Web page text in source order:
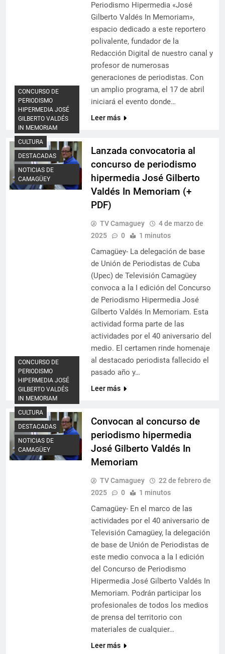
Periodismo Hipermedia «José
Gilberto Valdés In Memoriam»,
espacio dedicado a este reportero
polivalente, fundador de la
Redacción Digital de nuestro canal y
profesor de numerosas
generaciones de periodistas. Con
un amplio programa, el 17 de abril
iniciará el evento donde…
Leer más
CONCURSO DE
PERIODISMO
HIPERMEDIA JOSÉ
GILBERTO VALDÉS
IN MEMORIAM
CULTURA
DESTACADAS
NOTICIAS DE
CAMAGÜEY
Lanzada convocatoria al
concurso de periodismo
hipermedia José Gilberto
Valdés In Memoriam (+
PDF)
TV Camaguey
4 de marzo de
2025
0 1 minutos
Camagüey- La delegación de base
de Unión de Periodistas de Cuba
(Upec) de Televisión Camagüey
convoca a la I edición del Concurso
de Periodismo Hipermedia José
Gilberto Valdés In Memoriam. Esta
actividad forma parte de las
actividades por el 40 aniversario del
medio. El certamen rinde homenaje
al destacado periodista fallecido el
pasado año y…
Leer más
CONCURSO DE
PERIODISMO
HIPERMEDIA JOSÉ
GILBERTO VALDÉS
IN MEMORIAM
CULTURA
DESTACADAS
NOTICIAS DE
CAMAGÜEY
Convocan al concurso de
periodismo hipermedia
José Gilberto Valdés In
Memoriam
TV Camaguey
22 de febrero de
2025
0 1 minutos
Camagüey- En el marco de las
actividades por el 40 aniversario de
Televisión Camagüey, la delegación
de base de Unión de Periodistas de
este medio convoca a la I edición
del Concurso de Periodismo
Hipermedia José Gilberto Valdés In
Memoriam. Podrán participar los
profesionales de todos los medios
de prensa del territorio con
materiales de cualquier…
Leer más